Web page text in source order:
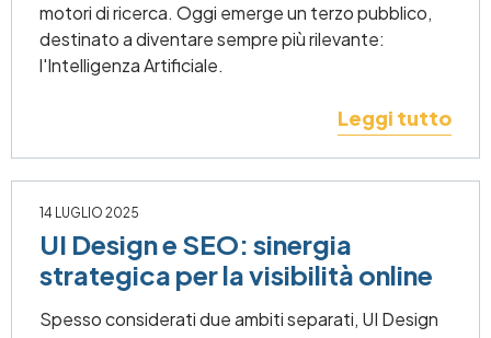
motori di ricerca. Oggi emerge un terzo pubblico,
destinato a diventare sempre più rilevante:
l'Intelligenza Artificiale.
Leggi tutto
14 LUGLIO 2025
UI Design e SEO: sinergia
strategica per la visibilità online
Spesso considerati due ambiti separati, UI Design